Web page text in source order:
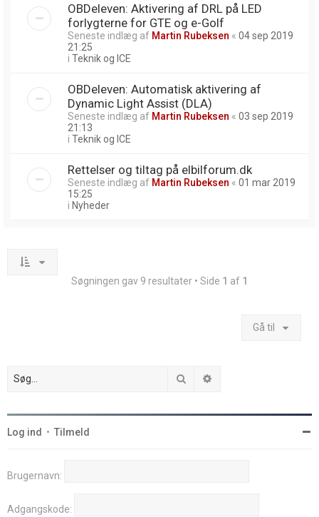
OBDeleven: Aktivering af DRL på LED
forlygterne for GTE og e-Golf
Seneste indlæg af Martin Rubeksen « 04 sep 2019
21:25
i Teknik og ICE
OBDeleven: Automatisk aktivering af
Dynamic Light Assist (DLA)
Seneste indlæg af Martin Rubeksen « 03 sep 2019
21:13
i Teknik og ICE
Rettelser og tiltag på elbilforum.dk
Seneste indlæg af Martin Rubeksen « 01 mar 2019
15:25
i Nyheder
Søgningen gav 9 resultater • Side 1 af 1
Gå til
Søg
Log ind • Tilmeld
Brugernavn:
Adgangskode: